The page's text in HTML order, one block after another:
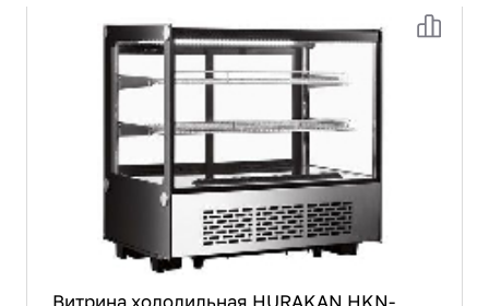
Витрина холодильная HURAKAN HKN-